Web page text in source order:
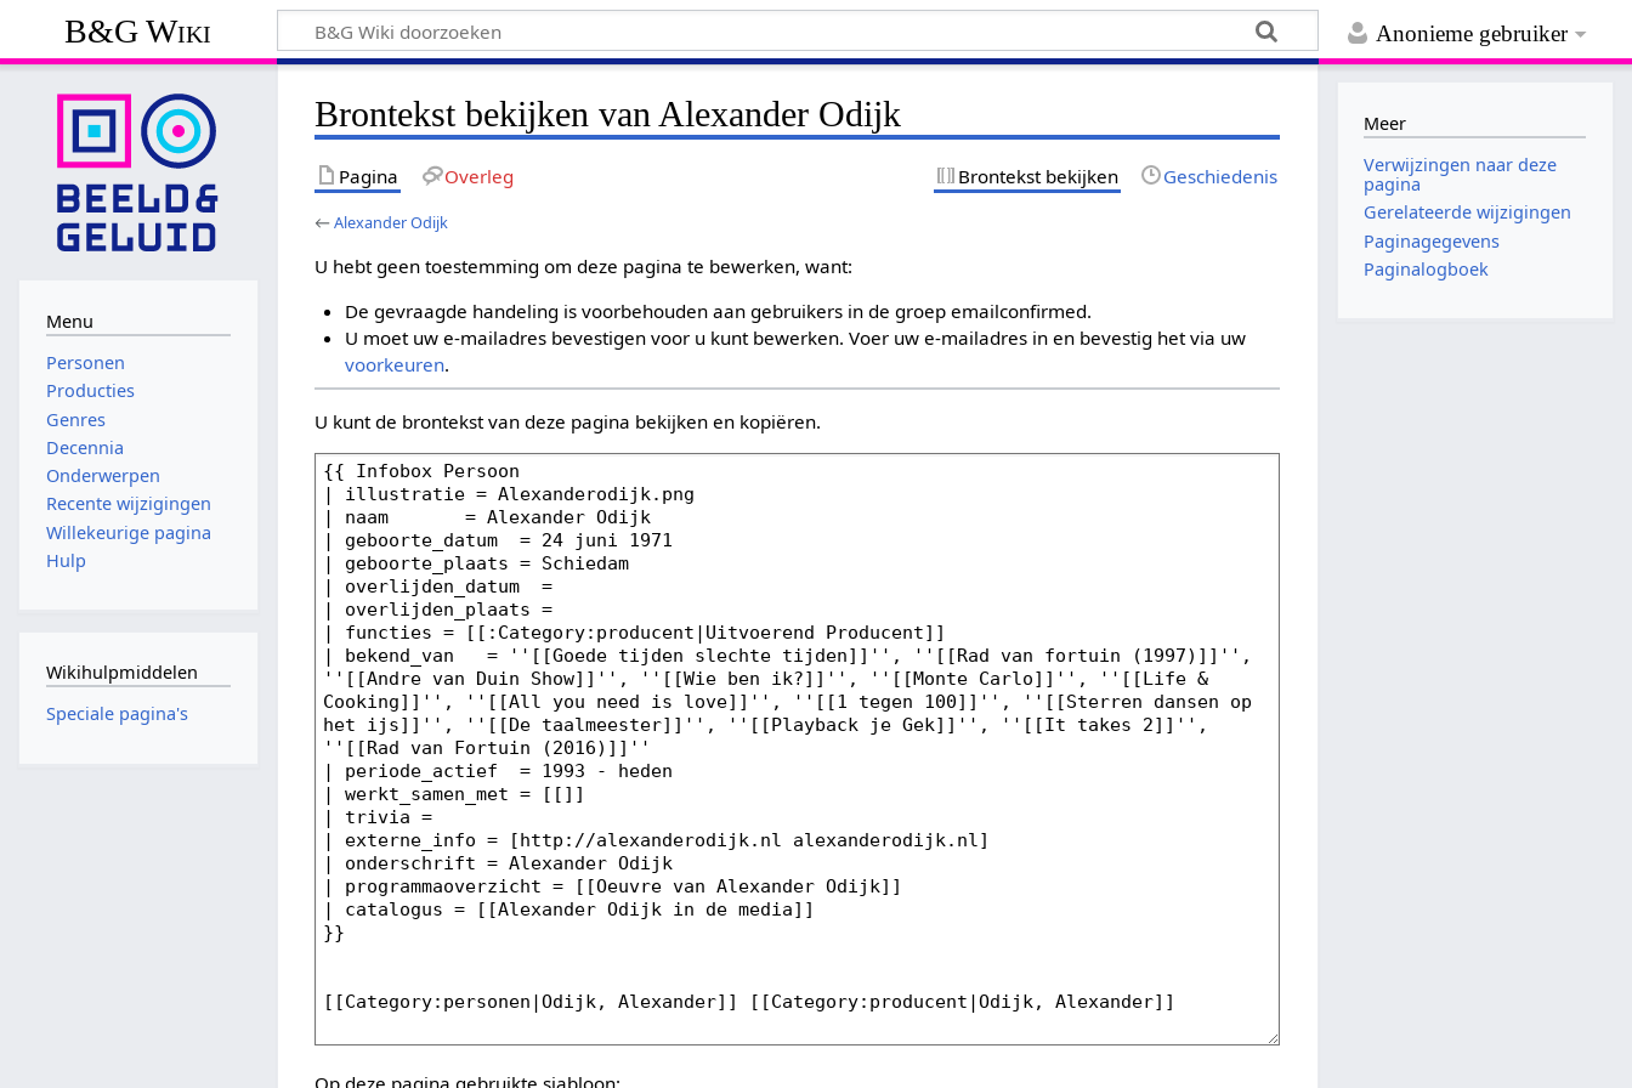
Anonieme gebruiker
B&G Wiki
Brontekst bekijken van Alexander Odijk
Pagina Overleg Brontekst bekijken Geschiedenis
←Alexander Odijk
U hebt geen toestemming om deze pagina te bewerken, want:
De gevraagde handeling is voorbehouden aan gebruikers in de groep emailconfirmed.
U moet uw e-mailadres bevestigen voor u kunt bewerken. Voer uw e-mailadres in en bevestig het via uw
voorkeuren.
U kunt de brontekst van deze pagina bekijken en kopiëren.
Op deze pagina gebruikte sjabloon:
Menu
Personen
Producties
Genres
Decennia
Onderwerpen
Recente wijzigingen
Willekeurige pagina
Hulp
Wikihulpmiddelen
Speciale pagina's
Meer
Verwijzingen naar deze
pagina
Gerelateerde wijzigingen
Paginagegevens
Paginalogboek